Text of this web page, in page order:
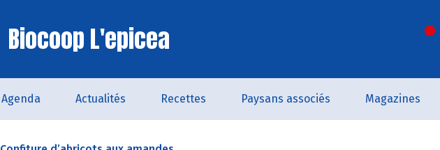
Biocoop L'epicea
Agenda Actualités Recettes Paysans associés Magazines